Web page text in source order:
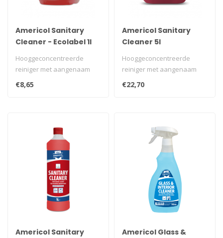
Americol Sanitary
Cleaner - Ecolabel 1l
Hooggeconcentreerde
reiniger met aangenaam
fris parfum.
€8,65
Americol Sanitary
Cleaner 5l
Hooggeconcentreerde
reiniger met aangenaam
fris parfum.
€22,70
Americol Sanitary
Americol Glass &